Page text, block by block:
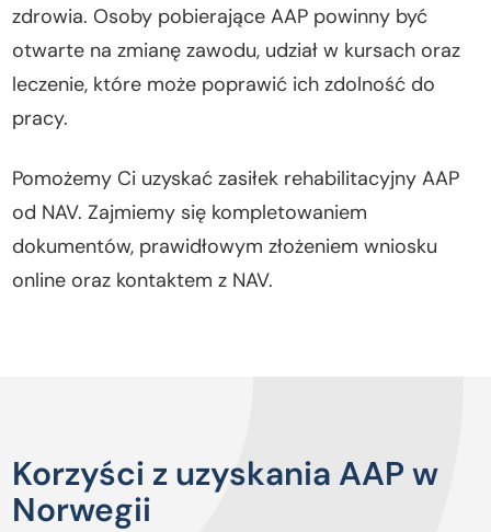
zdrowia. Osoby pobierające AAP powinny być
otwarte na zmianę zawodu, udział w kursach oraz
leczenie, które może poprawić ich zdolność do
pracy.
Pomożemy Ci uzyskać zasiłek rehabilitacyjny AAP
od NAV. Zajmiemy się kompletowaniem
dokumentów, prawidłowym złożeniem wniosku
online oraz kontaktem z NAV.
Korzyści z uzyskania AAP w
Norwegii